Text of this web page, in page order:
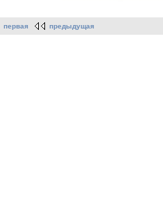
первая предыдущая